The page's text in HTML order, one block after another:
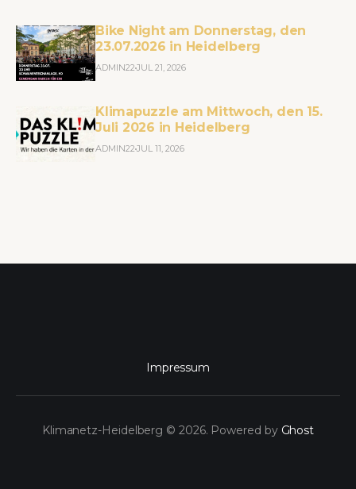
Bike Night am Donnerstag, den
23.07.2026 in Heidelberg
ADMIN22 JUL 21, 2026
Klimapuzzle am Mittwoch, den 15.
Juli 2026 in Heidelberg
ADMIN22 JUL 11, 2026
Impressum
Klimanetz-Heidelberg © 2026. Powered by Ghost